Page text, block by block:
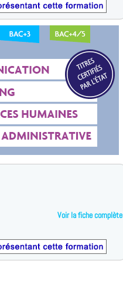
Voir la fiche complète